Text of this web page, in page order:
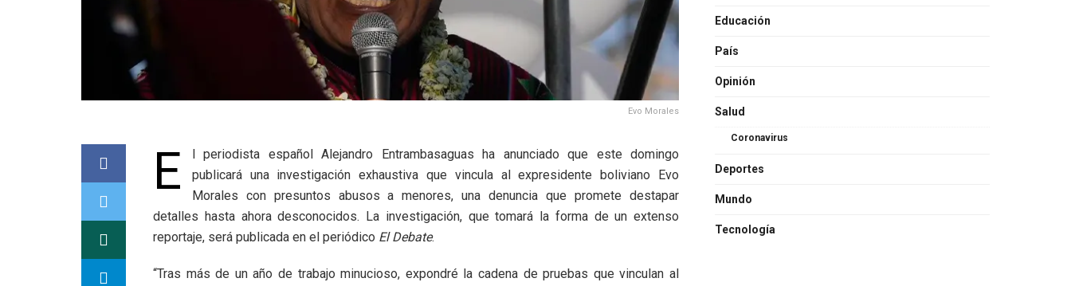
Evo Morales
E
l periodista español Alejandro Entrambasaguas ha anunciado que este domingo
publicará una investigación exhaustiva que vincula al expresidente boliviano Evo
Morales con presuntos abusos a menores, una denuncia que promete destapar
detalles hasta ahora desconocidos. La investigación, que tomará la forma de un extenso
reportaje, será publicada en el periódico El Debate.
“Tras más de un año de trabajo minucioso, expondré la cadena de pruebas que vinculan al
Educación
País
Opinión
Salud
Coronavirus
Deportes
Mundo
Tecnología